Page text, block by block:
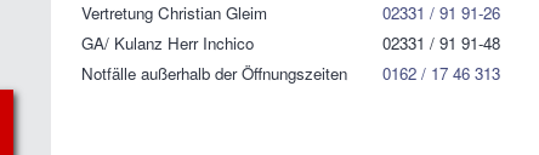
Vertretung Christian Gleim
02331 / 91 91-26
GA/ Kulanz Herr Inchico
02331 / 91 91-48
Notfälle außerhalb der Öffnungszeiten
0162 / 17 46 313